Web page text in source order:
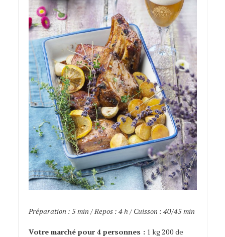
Préparation : 5 min / Repos : 4 h / Cuisson : 40/45 min
Votre marché pour 4 personnes : 1 kg 200 de